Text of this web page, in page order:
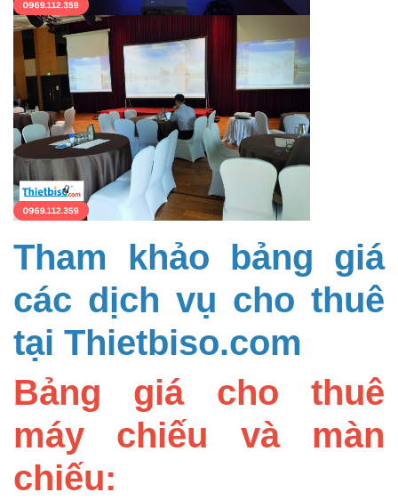
Tham khảo bảng giá
các dịch vụ cho thuê
tại Thietbiso.com
Bảng giá cho thuê
máy chiếu và màn
chiếu: